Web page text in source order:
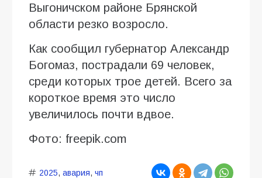
Выгоничском районе Брянской
области резко возросло.
Как сообщил губернатор Александр
Богомаз, пострадали 69 человек,
среди которых трое детей. Всего за
короткое время это число
увеличилось почти вдвое.
Фото: freepik.com
2025, авария, чп